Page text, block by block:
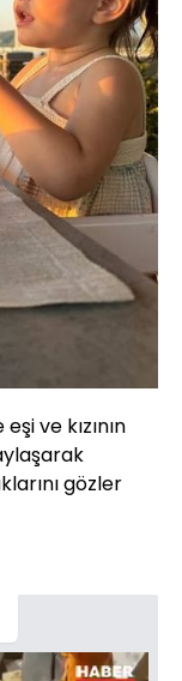
ve kızının
gözler